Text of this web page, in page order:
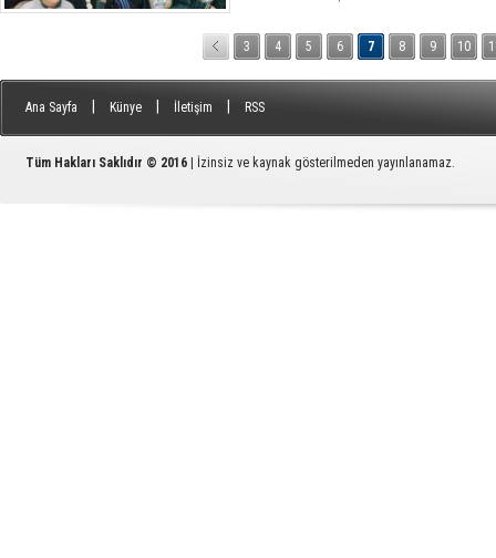
3 4 5 6 7 8 9 10
Ana Sayfa Künye İletişim RSS
Tüm Hakları Saklıdır © 2016 | İzinsiz ve kaynak gösterilmeden yayınlanamaz.